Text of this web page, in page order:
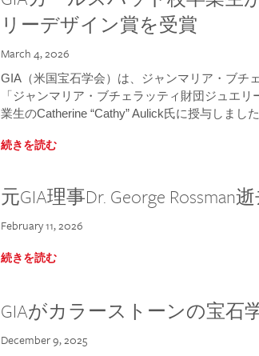
リーデザイン賞を受賞
March 4, 2026
GIA（米国宝石学会）は、ジャンマリア・ブチ
「ジャンマリア・ブチェラッティ財団ジュエ
業生のCatherine “Cathy” Aulick氏に授与しました
続きを読む
元GIA理事Dr. George Rossman
February 11, 2026
続きを読む
GIAがカラーストーンの宝石
December 9, 2025